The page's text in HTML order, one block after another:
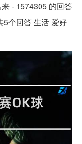
- 1574305 的回答
5个回答 生活 爱好